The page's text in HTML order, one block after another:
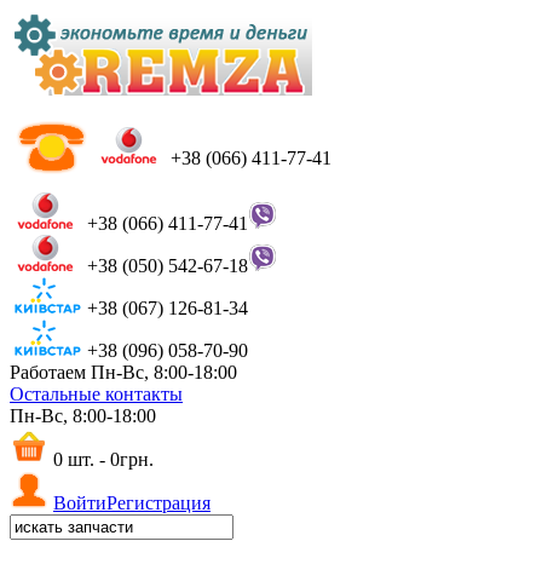
+38 (066) 411-77-41
+38 (066) 411-77-41
+38 (050) 542-67-18
+38 (067) 126-81-34
+38 (096) 058-70-90
Работаем Пн-Вс, 8:00-18:00
Остальные контакты
Пн-Вс, 8:00-18:00
0 шт. - 0грн.
ВойтиРегистрация